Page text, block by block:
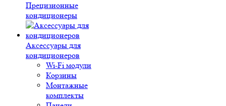
Прецизионные
кондиционеры
Аксессуары для
кондиционеров
Wi-Fi модули
Корзины
Монтажные
комплекты